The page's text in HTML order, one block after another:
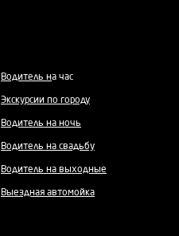
Водитель на час
Экскурсии по городу
Водитель на ночь
Водитель на свадьбу
Водитель на выходные
Выездная автомойка